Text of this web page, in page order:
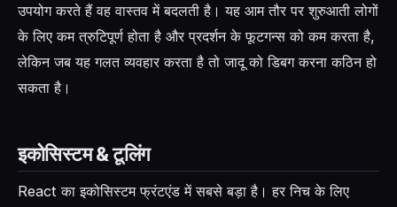
उपयोग करते हैं वह वास्तव में बदलती है। यह आम तौर पर शुरुआती लोगों
के लिए कम त्रुटिपूर्ण होता है और प्रदर्शन के फूटगन्स को कम करता है,
लेकिन जब यह गलत व्यवहार करता है तो जादू को डिबग करना कठिन हो
सकता है।
इकोसिस्टम & टूलिंग
React का इकोसिस्टम फ्रंटएंड में सबसे बड़ा है। हर निच के लिए